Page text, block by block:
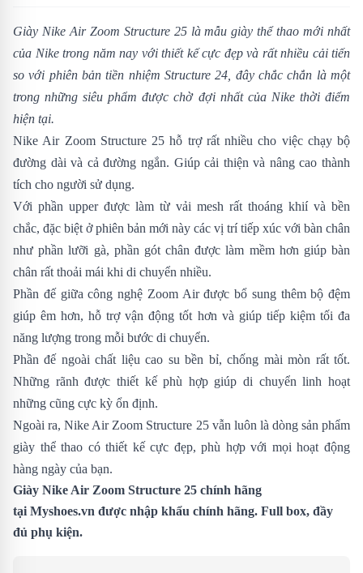
Giày Nike Air Zoom Structure 25 là mẫu giày thể thao mới nhất
của Nike trong năm nay với thiết kế cực đẹp và rất nhiều cải tiến
so với phiên bản tiền nhiệm Structure 24 , đây chắc chắn là một
trong những siêu phẩm được chờ đợi nhất của Nike thời điểm
hiện tại.
Nike Air Zoom Structure 25 hỗ trợ rất nhiều cho việc chạy bộ
đường dài và cả đường ngắn. Giúp cải thiện và nâng cao thành
tích cho người sử dụng.
Với phần upper được làm từ vải mesh rất thoáng khií và bền
chắc, đặc biệt ở phiên bản mới này các vị trí tiếp xúc với bàn chân
như phần lưỡi gà, phần gót chân được làm mềm hơn giúp bàn
chân rất thoải mái khi di chuyển nhiều.
Phần đế giữa công nghệ Zoom Air được bổ sung thêm bộ đệm
giúp êm hơn, hỗ trợ vận động tốt hơn và giúp tiếp kiệm tối đa
năng lượng trong mỗi bước di chuyển.
Phần đế ngoài chất liệu cao su bền bỉ, chống mài mòn rất tốt.
Những rãnh được thiết kế phù hợp giúp di chuyển linh hoạt
những cũng cực kỳ ổn định.
Ngoài ra, Nike Air Zoom Structure 25 vẫn luôn là dòng sản phẩm
giày thể thao có thiết kế cực đẹp, phù hợp với mọi hoạt động
hàng ngày của bạn.
Giày Nike Air Zoom Structure 25 chính hãng
tại Myshoes.vn được nhập khẩu chính hãng. Full box, đầy
đủ phụ kiện.